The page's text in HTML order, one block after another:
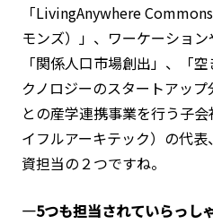
「LivingAnywhere
モンズ）」、ワーケーショ
「関係人口市場創出」、「
クノロジーのスタートアッ
との産学連携事業を行う子
イフルアーキテック）の代
資担当の２つですね。
―5つも担当されていらっし